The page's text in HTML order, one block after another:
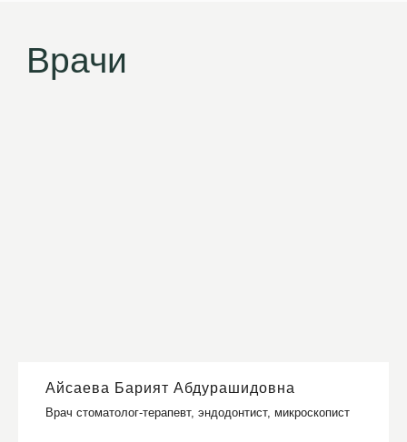
Айсаева Барият Абдурашидовна
Врач стоматолог-терапевт, эндодонтист, микроскопист